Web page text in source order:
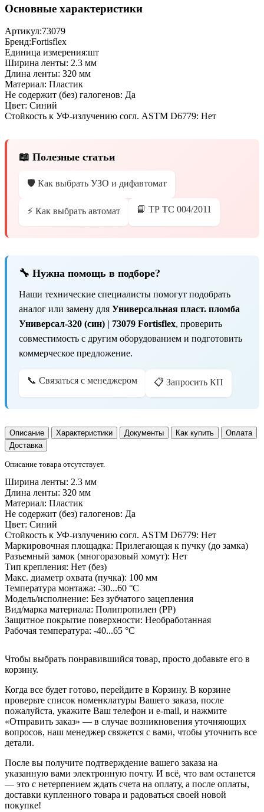
Основные характеристики
Артикул:73079
Бренд:Fortisflex
Единица измерения:шт
Ширина ленты: 2.3 мм
Длина ленты: 320 мм
Материал: Пластик
Не содержит (без) галогенов: Да
Цвет: Синий
Стойкость к УФ-излучению согл. ASTM D6779: Нет
📖 Полезные статьи
🛡️ Как выбрать УЗО и дифавтомат
⚡ Как выбрать автомат 📘 ТР ТС 004/2011
🔧 Нужна помощь в подборе?
Наши технические специалисты помогут подобрать
аналог или замену для Универсальная пласт. пломба
Универсал-320 (син) | 73079 Fortisflex, проверить
совместимость с другим оборудованием и подготовить
коммерческое предложение.
📞 Связаться с менеджером 📋 Запросить КП
Описание Характеристики Документы Как купить
Оплата
Доставка
Описание товара отсутствует.
Ширина ленты: 2.3 мм
Длина ленты: 320 мм
Материал: Пластик
Не содержит (без) галогенов: Да
Цвет: Синий
Стойкость к УФ-излучению согл. ASTM D6779: Нет
Маркировочная площадка: Прилегающая к пучку (до замка)
Разъемный замок (многоразовый хомут): Нет
Тип крепления: Нет (без)
Макс. диаметр охвата (пучка): 100 мм
Температура монтажа: -30...60 °C
Модель/исполнение: Без зубчатого зацепления
Вид/марка материала: Полипропилен (РР)
Защитное покрытие поверхности: Необработанная
Рабочая температура: -40...65 °C
Чтобы выбрать понравившийся товар, просто добавьте его в
корзину.
Когда все будет готово, перейдите в Корзину. В корзине
проверьте список номенклатуры Вашего заказа, после
пожалуйста, укажите Ваш телефон и e-mail, и нажмите
«Отправить заказ» — в случае возникновения уточняющих
вопросов, наш менеджер свяжется с вами, чтобы уточнить все
детали.
После вы получите подтверждение вашего заказа на
указанную вами электронную почту. И всё, что вам останется
— это с нетерпением ждать счета на оплату, а после оплаты,
доставки купленного товара и радоваться своей новой
покупке!